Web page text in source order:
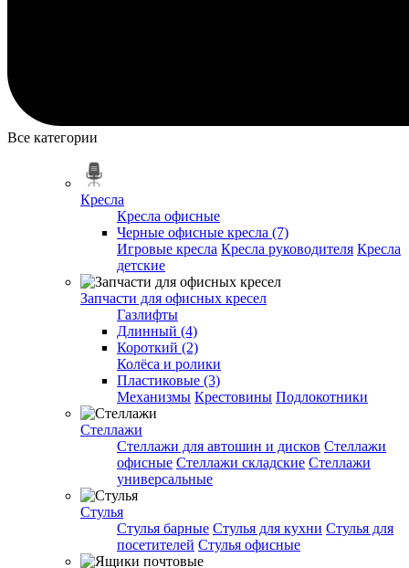
Все категории
Кресла
Кресла офисные
Черные офисные кресла (7)
Игровые кресла Кресла руководителя Кресла
детские
Запчасти для офисных кресел
Газлифты
Длинный (4)
Короткий (2)
Колёса и ролики
Пластиковые (3)
Механизмы Крестовины Подлокотники
Стеллажи
Стеллажи для автошин и дисков Стеллажи
офисные Стеллажи складские Стеллажи
универсальные
Стулья
Стулья барные Стулья для кухни Стулья для
посетителей Стулья офисные